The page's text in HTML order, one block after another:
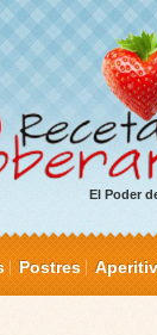
El Poder
Postres